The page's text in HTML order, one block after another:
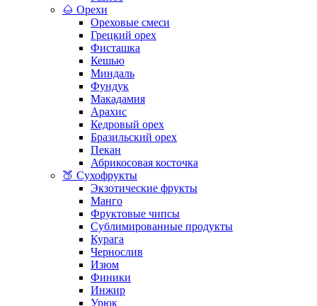
🌰 Орехи
Ореховые смеси
Грецкий орех
Фисташка
Кешью
Миндаль
Фундук
Макадамия
Арахис
Кедровый орех
Бразильский орех
Пекан
Абрикосовая косточка
🍑 Сухофрукты
Экзотические фрукты
Манго
Фруктовые чипсы
Сублимированные продукты
Курага
Чернослив
Изюм
Финики
Инжир
Урюк